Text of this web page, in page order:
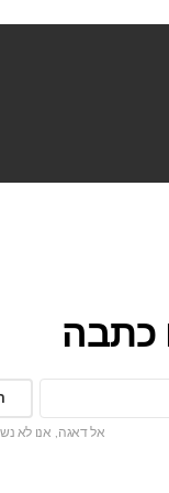
כתבה
אל דאגה, אנו לא